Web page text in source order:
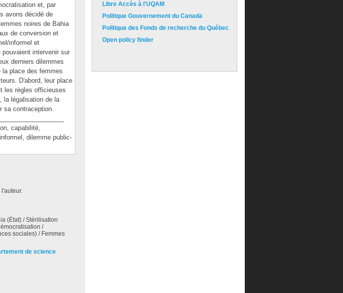
et, par
avons décidé de
noires de Bahia
de conversion et
informel et
intervenir sur
derniers dilemmes
la place des femmes
D'abord, leur place
les règles officieuses
la légalisation de la
sa contraception.
capabilité,
dilemme public-
(État) / Stérilisation
/
sociales) / Femmes
de science
Libre Accès à l'UQAM
Politique Gouvernement du Canada
Politique des Fonds de recherche du Québec
Open policy finder